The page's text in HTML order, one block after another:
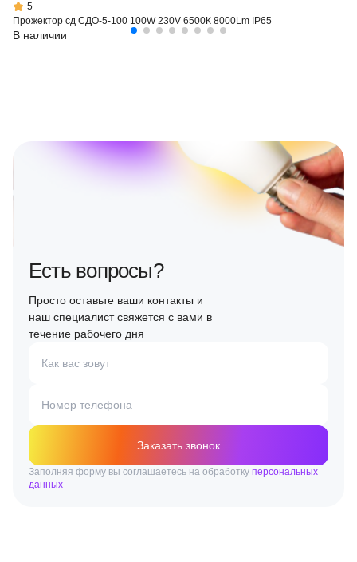
5
Прожектор сд СДО-5-100 100W 230V 6500К 8000Lm IP65
В наличии
Есть вопросы?
Просто оставьте ваши контакты и
наш специалист свяжется с вами в
течение рабочего дня
Как вас зовут
Номер телефона
Заказать звонок
Заполняя форму вы соглашаетесь на обработку персональных
данных